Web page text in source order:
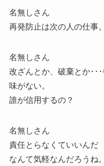
名無しさん
再発防止は次の人の仕事
名無しさん
改ざんとか、破棄とか･･
味がない。
誰が信用するの？
名無しさん
責任とらなくていいんだ
なんて気軽なんだろうね。